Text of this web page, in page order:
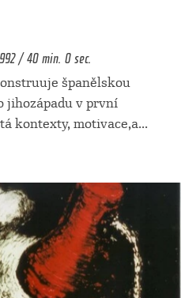
/ 40 min. 0 sec.
španělskou
jihozápadu v první
kontexty, motivace,a...